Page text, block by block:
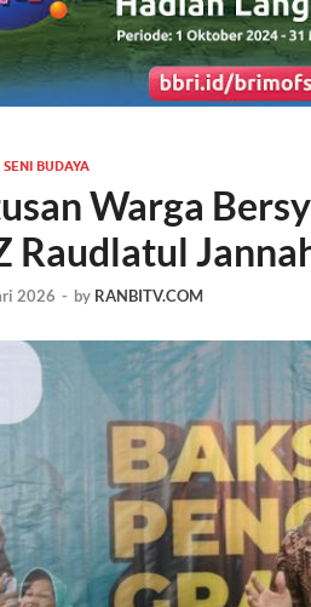
BUDAYA
Warga
Raudlatul
2026 - by RANBITV.COM